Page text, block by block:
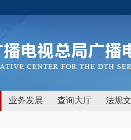
业务发展 查询大厅 法规